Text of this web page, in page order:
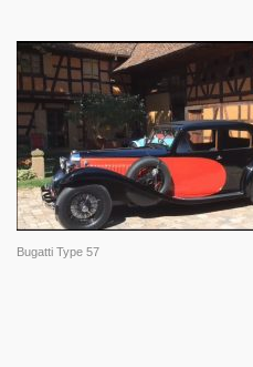
Bugatti Type 57